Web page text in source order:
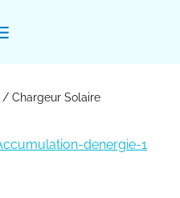
/ Chargeur Solaire